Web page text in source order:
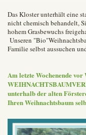
Das Kloster unterhält eine
nicht chemisch behandelt,
hohem Grasbewuchs
Unseren
Familie selbst aussuchen
Am letzte Wochenende
unterhalb der alten
Ihren Weihnachtsbaum